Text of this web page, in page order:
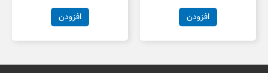
افزودن افزودن